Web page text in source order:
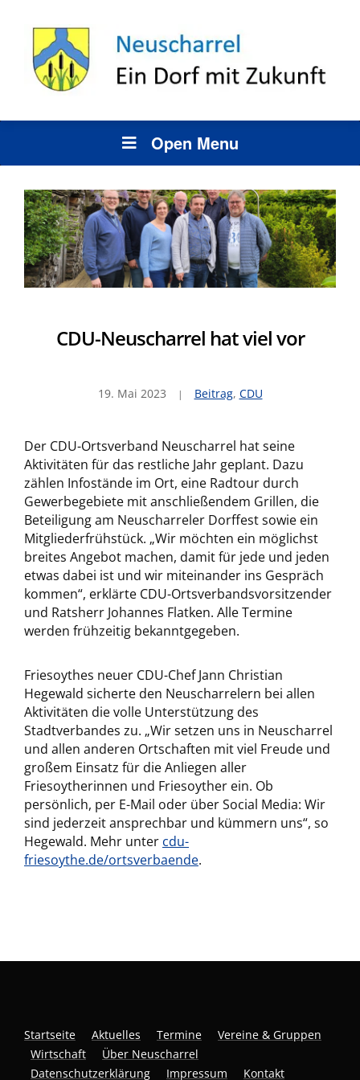
Open Menu
CDU-Neuscharrel hat viel vor
19. Mai 2023 Beitrag, CDU
Der CDU-Ortsverband Neuscharrel hat seine
Aktivitäten für das restliche Jahr geplant. Dazu
zählen Infostände im Ort, eine Radtour durch
Gewerbegebiete mit anschließendem Grillen, die
Beteiligung am Neuscharreler Dorffest sowie ein
Mitgliederfrühstück. „Wir möchten ein möglichst
breites Angebot machen, damit für jede und jeden
etwas dabei ist und wir miteinander ins Gespräch
kommen“, erklärte CDU-Ortsverbandsvorsitzender
und Ratsherr Johannes Flatken. Alle Termine
werden frühzeitig bekanntgegeben.
Friesoythes neuer CDU-Chef Jann Christian
Hegewald sicherte den Neuscharrelern bei allen
Aktivitäten die volle Unterstützung des
Stadtverbandes zu. „Wir setzen uns in Neuscharrel
und allen anderen Ortschaften mit viel Freude und
großem Einsatz für die Anliegen aller
Friesoytherinnen und Friesoyther ein. Ob
persönlich, per E-Mail oder über Social Media: Wir
sind jederzeit ansprechbar und kümmern uns“, so
Hegewald. Mehr unter cdu-
friesoythe.de/ortsverbaende.
Startseite Aktuelles Termine
Vereine & Gruppen
Wirtschaft
Über Neuscharrel
Datenschutzerklärung
Impressum Kontakt